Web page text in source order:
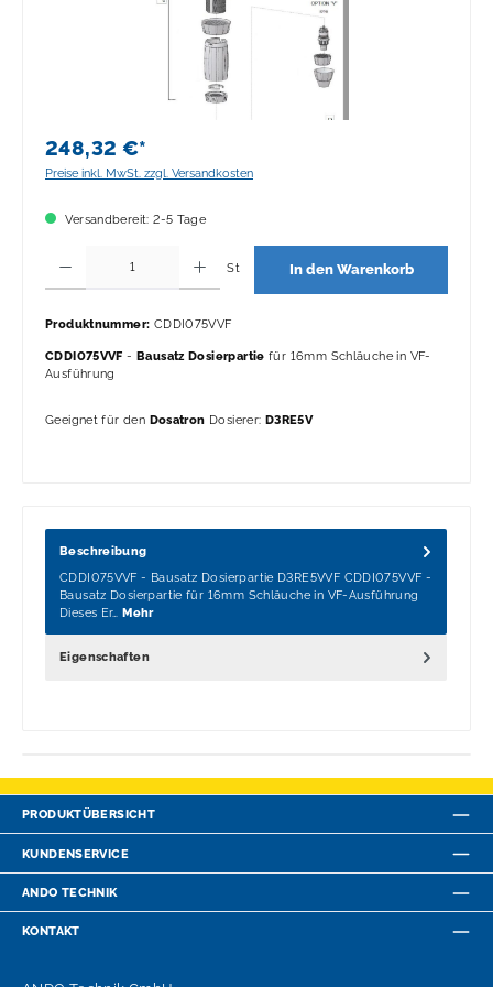
248,32 €*
Preise inkl. MwSt. zzgl. Versandkosten
Versandbereit: 2-5 Tage
St In den Warenkorb
Produktnummer: CDDI075VVF
CDDI075VVF-Bausatz Dosierpartie für 16mm Schläuche in VF-
Ausführung
Geeignet für den Dosatron Dosierer: D3RE5V
Beschreibung
CDDI075VVF - Bausatz Dosierpartie D3RE5VVF CDDI075VVF -
Bausatz Dosierpartie für 16mm Schläuche in VF-Ausführung
Dieses Er…Mehr
Eigenschaften
PRODUKTÜBERSICHT
KUNDENSERVICE
ANDO TECHNIK
KONTAKT